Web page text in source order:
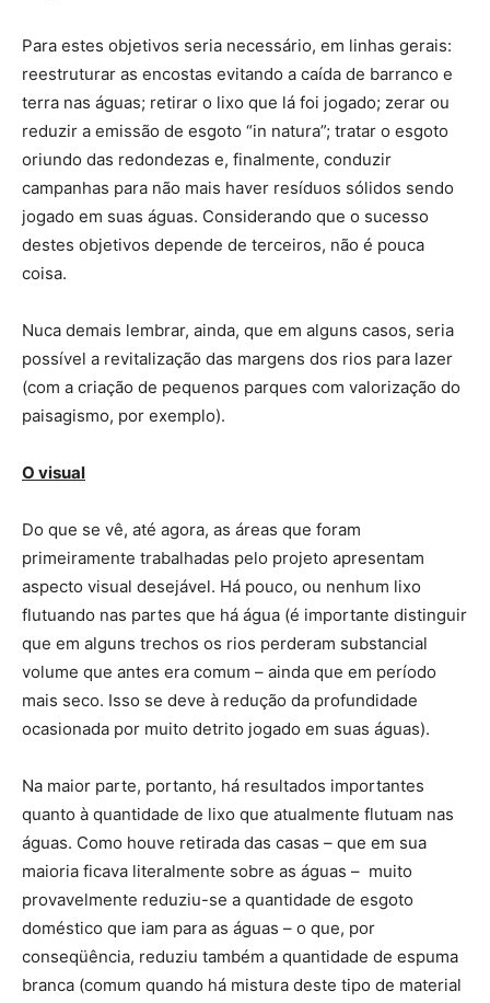
Para estes objetivos seria necessário, em linhas gerais:
reestruturar as encostas evitando a caída de barranco e
terra nas águas; retirar o lixo que lá foi jogado; zerar ou
reduzir a emissão de esgoto “in natura”; tratar o esgoto
oriundo das redondezas e, finalmente, conduzir
campanhas para não mais haver resíduos sólidos sendo
jogado em suas águas. Considerando que o sucesso
destes objetivos depende de terceiros, não é pouca
coisa.
Nuca demais lembrar, ainda, que em alguns casos, seria
possível a revitalização das margens dos rios para lazer
(com a criação de pequenos parques com valorização do
paisagismo, por exemplo).
O visual
Do que se vê, até agora, as áreas que foram
primeiramente trabalhadas pelo projeto apresentam
aspecto visual desejável. Há pouco, ou nenhum lixo
flutuando nas partes que há água (é importante distinguir
que em alguns trechos os rios perderam substancial
volume que antes era comum – ainda que em período
mais seco. Isso se deve à redução da profundidade
ocasionada por muito detrito jogado em suas águas).
Na maior parte, portanto, há resultados importantes
quanto à quantidade de lixo que atualmente flutuam nas
águas. Como houve retirada das casas – que em sua
maioria ficava literalmente sobre as águas – muito
provavelmente reduziu-se a quantidade de esgoto
doméstico que iam para as águas – o que, por
conseqüência, reduziu também a quantidade de espuma
branca (comum quando há mistura deste tipo de material